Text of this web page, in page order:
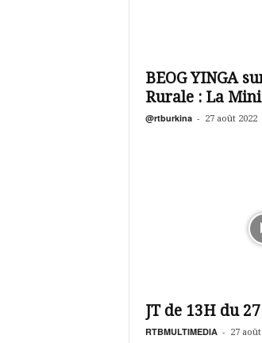
BEOG YINGA
Rurale : La
@rtburkina - 27 août 2022
JT de 13H du
RTBMULTIMEDIA - 27